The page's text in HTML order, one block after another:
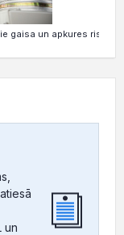
gaisa un apkures
un